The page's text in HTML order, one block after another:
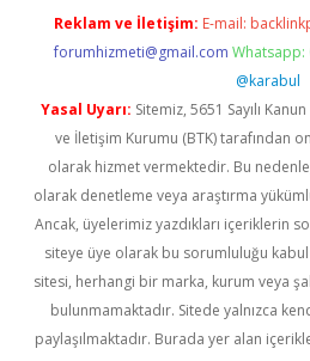
Reklam ve İletişim: E-mail:
forumhizmeti@gmail.com Whatsapp:
@karabul
Yasal Uyarı: Sitemiz, 5651 Sayılı
ve İletişim Kurumu (BTK) tarafından
olarak hizmet vermektedir. Bu
olarak denetleme veya araştırma
Ancak, üyelerimiz yazdıkları içeriklerin
siteye üye olarak bu sorumluluğu
sitesi, herhangi bir marka, kurum veya
bulunmamaktadır. Sitede yalnızca
paylaşılmaktadır. Burada yer alan